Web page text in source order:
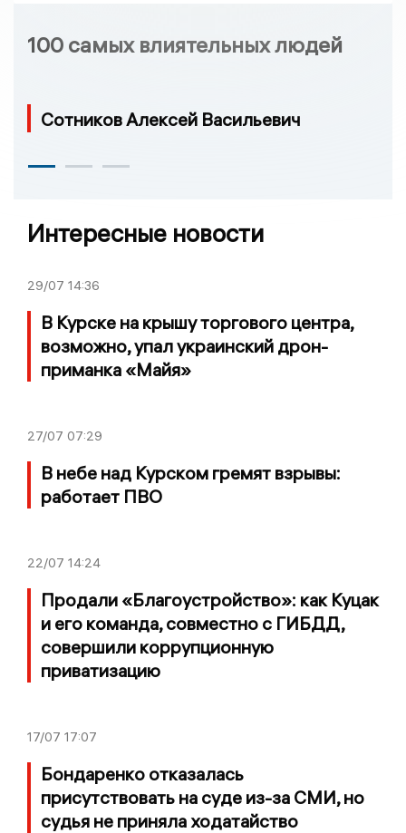
100 самых влиятельных людей
Сотников Алексей Васильевич
Интересные новости
29/07 14:36
В Курске на крышу торгового центра,
возможно, упал украинский дрон-
приманка «Майя»
27/07 07:29
В небе над Курском гремят взрывы:
работает ПВО
22/07 14:24
Продали «Благоустройство»: как Куцак
и его команда, совместно с ГИБДД,
совершили коррупционную
приватизацию
17/07 17:07
Бондаренко отказалась
присутствовать на суде из-за СМИ, но
судья не приняла ходатайство